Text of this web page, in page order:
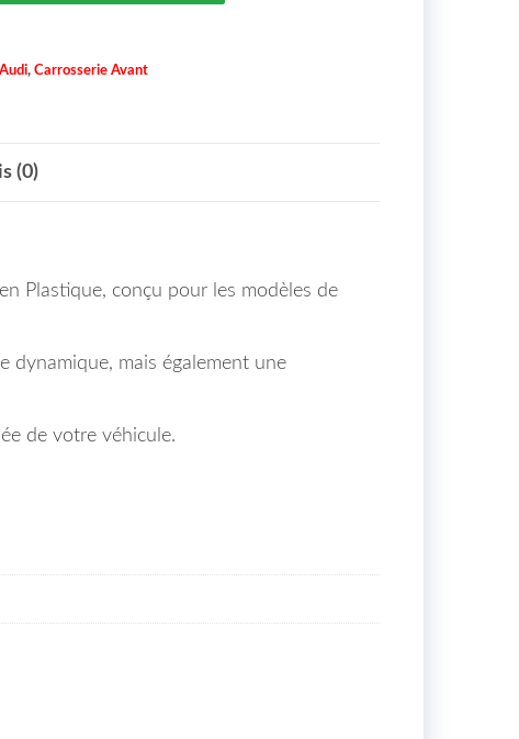
Audi, Carrosserie Avant
(0)
Plastique, conçu pour les modèles de
dynamique, mais également une
de votre véhicule.